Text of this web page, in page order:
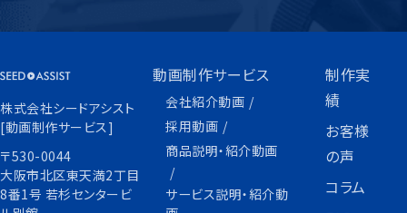
株式会社シードアシスト
[動画制作サービス]
〒530-0044
大阪市北区東天満2丁目
8番1号 若杉センタービ
動画制作サービス
会社紹介動画
採用動画
商品説明・紹介動画
サービス説明・紹介動
制作実
績
お客様
の声
コラム